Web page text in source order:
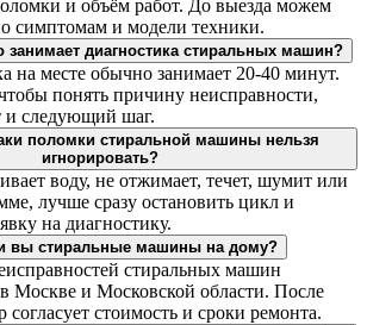
и объём работ. До выезда можем
симптомам и модели техники.
диагностика стиральных машин?
на месте обычно занимает 20-40 минут.
понять причину неисправности,
и следующий шаг.
поломки стиральной машины нельзя
игнорировать?
воду, не отжимает, течет, шумит или
лучше сразу остановить цикл и
на диагностику.
вы стиральные машины на дому?
стиральных машин
Москве и Московской области. После
согласует стоимость и сроки ремонта.